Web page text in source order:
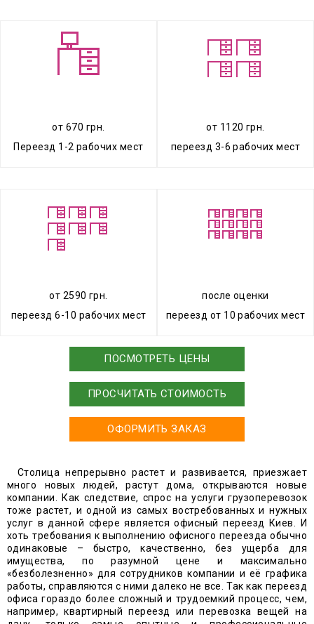
от 670 грн.
Переезд 1-2 рабочих мест
от 1120 грн.
переезд 3-6 рабочих мест
от 2590 грн.
переезд 6-10 рабочих мест
после оценки
переезд от 10 рабочих мест
ПОСМОТРЕТЬ ЦЕНЫ
ПРОСЧИТАТЬ СТОИМОСТЬ
ОФОРМИТЬ ЗАКАЗ
Столица непрерывно растет и развивается, приезжает
много новых людей, растут дома, открываются новые
компании. Как следствие, спрос на услуги грузоперевозок
тоже растет, и одной из самых востребованных и нужных
услуг в данной сфере является офисный переезд Киев. И
хоть требования к выполнению офисного переезда обычно
одинаковые – быстро, качественно, без ущерба для
имущества, по разумной цене и максимально
«безболезненно» для сотрудников компании и её графика
работы, справляются с ними далеко не все. Так как переезд
офиса гораздо более сложный и трудоемкий процесс, чем,
например, квартирный переезд или перевозка вещей на